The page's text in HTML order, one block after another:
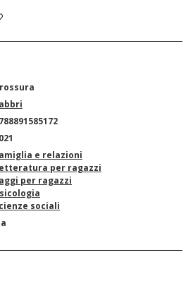
e relazioni
per ragazzi
per ragazzi
sociali